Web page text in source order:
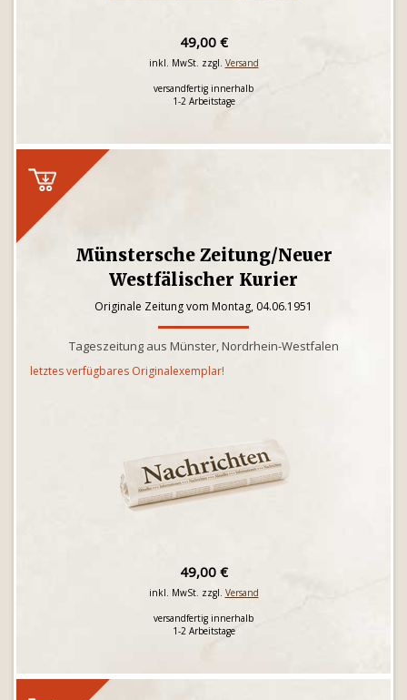
49,00 €
inkl. MwSt. zzgl. Versand
versandfertig innerhalb
1-2 Arbeitstage
Münstersche Zeitung/Neuer
Westfälischer Kurier
Originale Zeitung vom Montag, 04.06.1951
Tageszeitung aus Münster, Nordrhein-Westfalen
letztes verfügbares Originalexemplar!
49,00 €
inkl. MwSt. zzgl. Versand
versandfertig innerhalb
1-2 Arbeitstage